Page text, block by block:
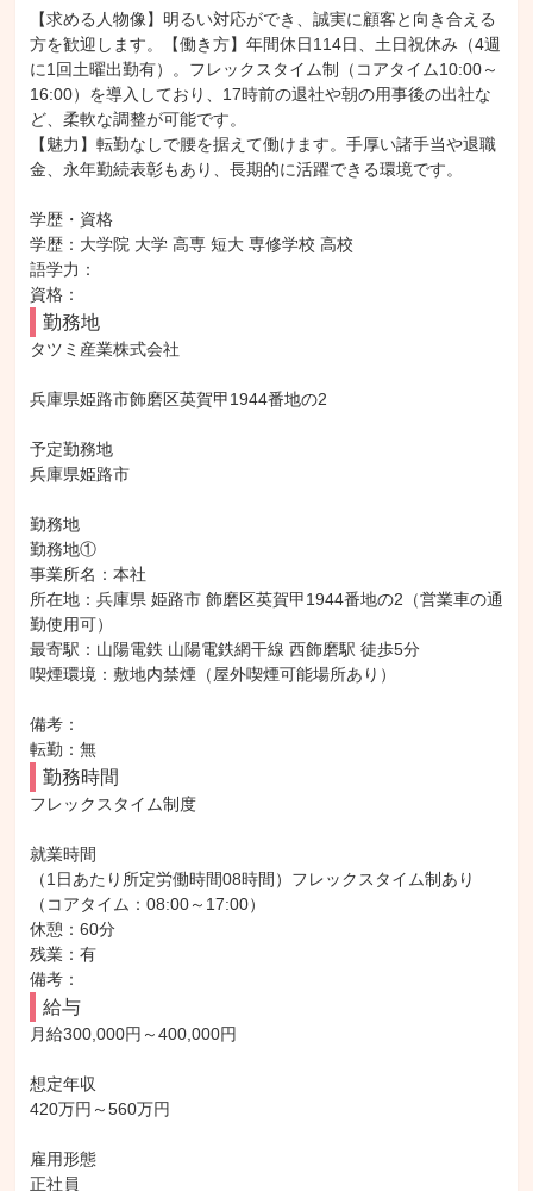
【求める人物像】明るい対応ができ、誠実に顧客と向き合える
方を歓迎します。【働き方】年間休日114日、土日祝休み（4週
に1回土曜出勤有）。フレックスタイム制（コアタイム10:00～
16:00）を導入しており、17時前の退社や朝の用事後の出社な
ど、柔軟な調整が可能です。
【魅力】転勤なしで腰を据えて働けます。手厚い諸手当や退職
金、永年勤続表彰もあり、長期的に活躍できる環境です。
学歴・資格
学歴：大学院 大学 高専 短大 専修学校 高校
語学力：
資格：
勤務地
タツミ産業株式会社
兵庫県姫路市飾磨区英賀甲1944番地の2
予定勤務地
兵庫県姫路市
勤務地
勤務地①
事業所名：本社
所在地：兵庫県 姫路市 飾磨区英賀甲1944番地の2（営業車の通
勤使用可）
最寄駅：山陽電鉄 山陽電鉄網干線 西飾磨駅 徒歩5分
喫煙環境：敷地内禁煙（屋外喫煙可能場所あり）
備考：
転勤：無
勤務時間
フレックスタイム制度
就業時間
（1日あたり所定労働時間08時間）フレックスタイム制あり
（コアタイム：08:00～17:00）
休憩：60分
残業：有
備考：
給与
月給300,000円～400,000円
想定年収
420万円～560万円
雇用形態
正社員